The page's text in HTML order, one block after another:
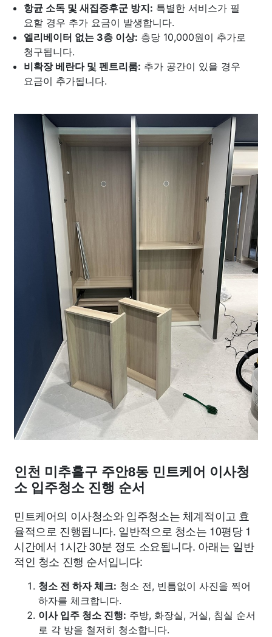
항균 소독 및 새집증후군 방지: 특별한 서비스가 필
요할 경우 추가 요금이 발생합니다.
엘리베이터 없는 3층 이상: 층당 10,000원이 추가로
청구됩니다.
비확장 베란다 및 펜트리룸: 추가 공간이 있을 경우
요금이 추가됩니다.
인천 미추홀구 주안8동 민트케어 이사청
소 입주청소 진행 순서
민트케어의 이사청소와 입주청소는 체계적이고 효
율적으로 진행됩니다. 일반적으로 청소는 10평당 1
시간에서 1시간 30분 정도 소요됩니다. 아래는 일반
적인 청소 진행 순서입니다:
청소 전 하자 체크: 청소 전, 빈틈없이 사진을 찍어
하자를 체크합니다.
이사 입주 청소 진행: 주방, 화장실, 거실, 침실 순서
로 각 방을 철저히 청소합니다.